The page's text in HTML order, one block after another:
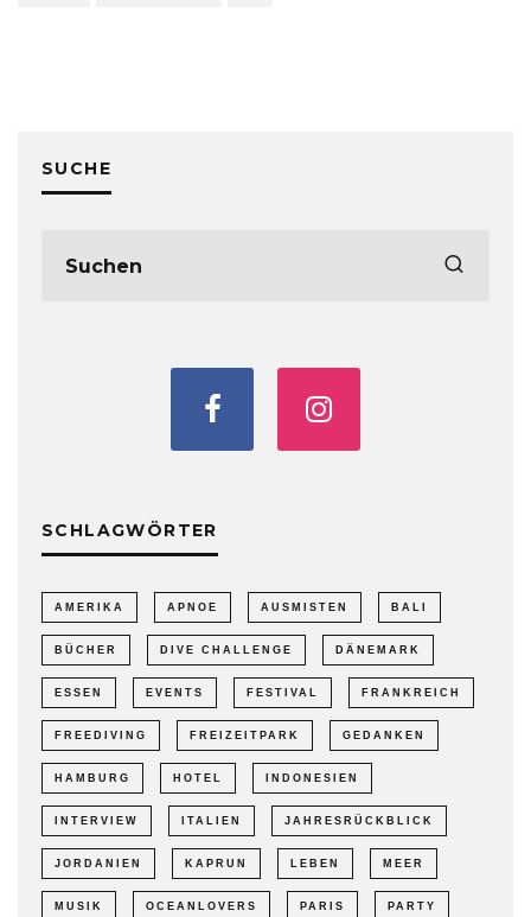
SUCHE
SCHLAGWÖRTER
AMERIKA APNOE AUSMISTEN BALI
BÜCHER DIVE CHALLENGE DÄNEMARK
ESSEN EVENTS FESTIVAL FRANKREICH
FREEDIVING FREIZEITPARK GEDANKEN
HAMBURG HOTEL INDONESIEN
INTERVIEW ITALIEN JAHRESRÜCKBLICK
JORDANIEN KAPRUN LEBEN MEER
MUSIK OCEANLOVERS PARIS PARTY